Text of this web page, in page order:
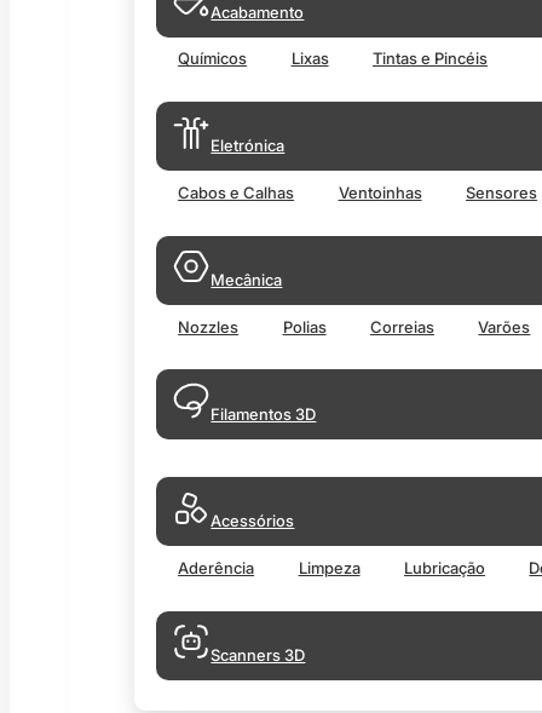
Acabamento
Químicos Lixas Tintas e Pincéis
Eletrónica
Cabos e Calhas Ventoinhas Sensores
Mecânica
Nozzles Polias Correias Varões
Filamentos 3D
Acessórios
Aderência Limpeza Lubricação
Scanners 3D